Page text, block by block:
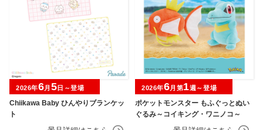
Chiikawa Baby ひんやりブランケッ
ト
2026年6月 5日～登場
ポケットモンスター もふぐっとぬい
ぐるみ～コイキング・ワニノコ～
2026年6月第1週～登場